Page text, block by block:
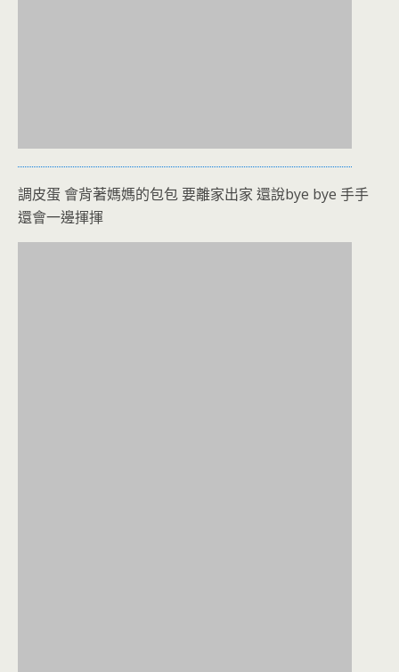
調皮蛋 會背著媽媽的包包 要離家出家 還說bye bye 手手
還會一邊揮揮